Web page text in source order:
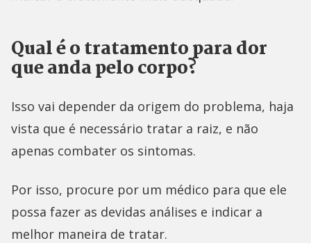
Qual é o tratamento para dor
que anda pelo corpo?
Isso vai depender da origem do problema, haja
vista que é necessário tratar a raiz, e não
apenas combater os sintomas.
Por isso, procure por um médico para que ele
possa fazer as devidas análises e indicar a
melhor maneira de tratar.